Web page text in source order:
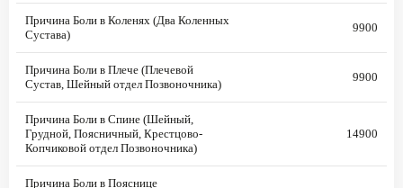
Причина Боли в Коленях (Два Коленных
Сустава)
9900
Причина Боли в Плече (Плечевой
Сустав, Шейный отдел Позвоночника)
9900
Причина Боли в Спине (Шейный,
Грудной, Поясничный, Крестцово-
Копчиковой отдел Позвоночника)
14900
Причина Боли в Пояснице